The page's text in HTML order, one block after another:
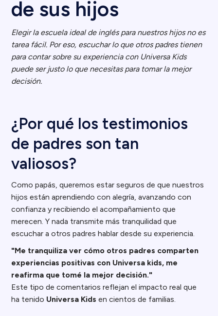
de sus hijos
Elegir la escuela ideal de inglés para nuestros hijos no es
tarea fácil. Por eso, escuchar lo que otros padres tienen
para contar sobre su experiencia con Universa Kids
puede ser justo lo que necesitas para tomar la mejor
decisión.
¿Por qué los testimonios
de padres son tan
valiosos?
Como papás, queremos estar seguros de que nuestros
hijos están aprendiendo con alegría, avanzando con
confianza y recibiendo el acompañamiento que
merecen. Y nada transmite más tranquilidad que
escuchar a otros padres hablar desde su experiencia.
"Me tranquiliza ver cómo otros padres comparten
experiencias positivas con Universa kids, me
reafirma que tomé la mejor decisión."
Este tipo de comentarios reflejan el impacto real que
ha tenido Universa Kids en cientos de familias.